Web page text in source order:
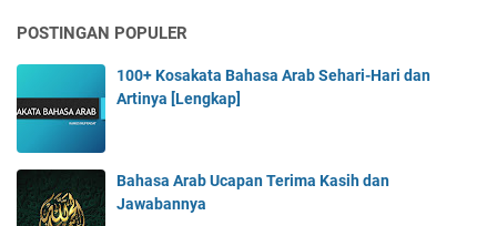
POSTINGAN POPULER
100+ Kosakata Bahasa Arab Sehari-Hari dan
Artinya [Lengkap]
Bahasa Arab Ucapan Terima Kasih dan
Jawabannya